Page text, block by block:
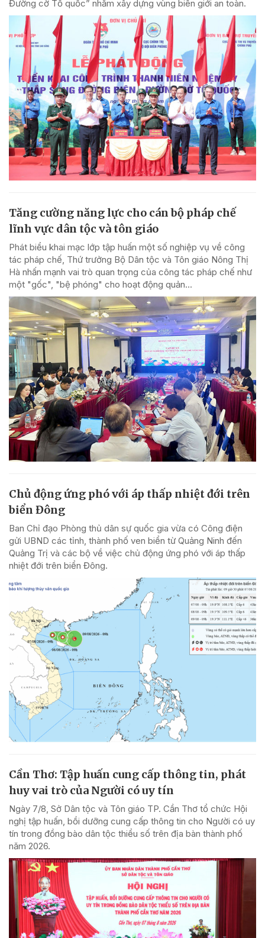
Đường cờ Tổ quốc” nhằm xây dựng vùng biên giới an toàn.
Tăng cường năng lực cho cán bộ pháp chế
lĩnh vực dân tộc và tôn giáo
Phát biểu khai mạc lớp tập huấn một số nghiệp vụ về công
tác pháp chế, Thứ trưởng Bộ Dân tộc và Tôn giáo Nông Thị
Hà nhấn mạnh vai trò quan trọng của công tác pháp chế như
một "gốc", "bệ phóng" cho hoạt động quản...
Chủ động ứng phó với áp thấp nhiệt đới trên
biển Đông
Ban Chỉ đạo Phòng thủ dân sự quốc gia vừa có Công điện
gửi UBND các tỉnh, thành phố ven biển từ Quảng Ninh đến
Quảng Trị và các bộ về việc chủ động ứng phó với áp thấp
nhiệt đới trên biển Đông.
Cần Thơ: Tập huấn cung cấp thông tin, phát
huy vai trò của Người có uy tín
Ngày 7/8, Sở Dân tộc và Tôn giáo TP. Cần Thơ tổ chức Hội
nghị tập huấn, bồi dưỡng cung cấp thông tin cho Người có uy
tín trong đồng bào dân tộc thiểu số trên địa bàn thành phố
năm 2026.